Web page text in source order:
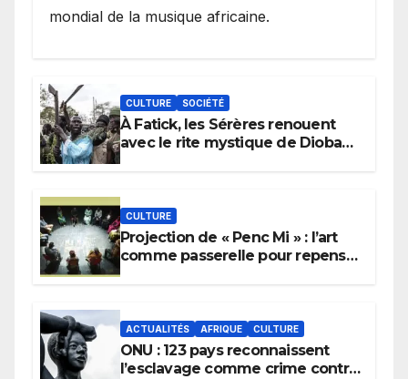
mondial de la musique africaine.
CULTURE SOCIÉTÉ
À Fatick, les Sérères renouent
avec le rite mystique de Diobaye
CULTURE
Projection de « Penc Mi » : l’art
comme passerelle pour repenser
ACTUALITÉS AFRIQUE CULTURE
ONU : 123 pays reconnaissent
l’esclavage comme crime contre